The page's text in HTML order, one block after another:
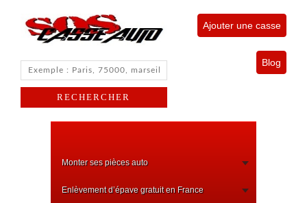
Ajouter une casse
Blog
Monter ses pièces auto
Enlèvement d’épave gratuit en France